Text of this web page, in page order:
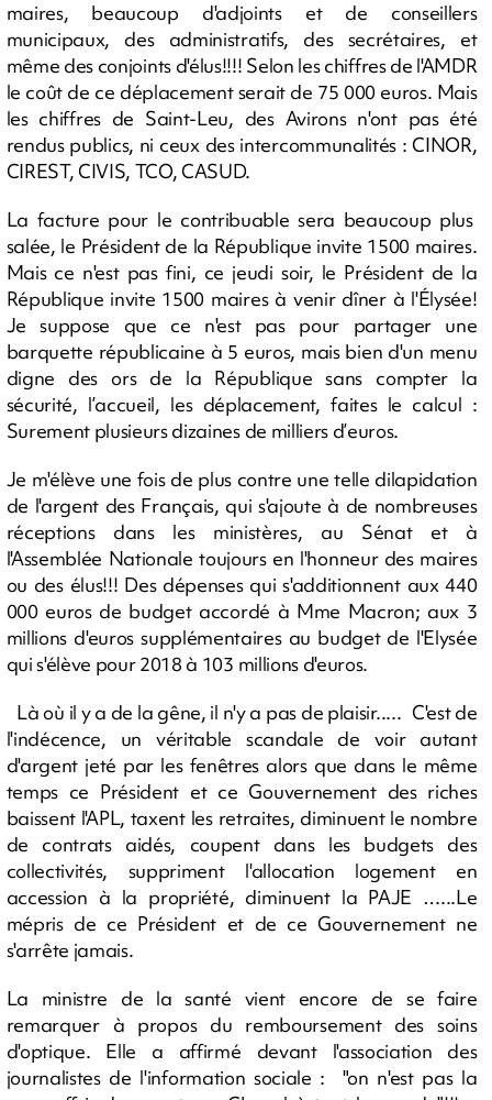
maires, beaucoup d'adjoints et de conseillers
municipaux, des administratifs, des secrétaires, et
même des conjoints d'élus!!!! Selon les chiffres de l'AMDR
le coût de ce déplacement serait de 75 000 euros. Mais
les chiffres de Saint-Leu, des Avirons n'ont pas été
rendus publics, ni ceux des intercommunalités : CINOR,
CIREST, CIVIS, TCO, CASUD.
La facture pour le contribuable sera beaucoup plus
salée, le Président de la République invite 1500 maires.
Mais ce n'est pas fini, ce jeudi soir, le Président de la
République invite 1500 maires à venir dîner à l'Élysée!
Je suppose que ce n'est pas pour partager une
barquette républicaine à 5 euros, mais bien d'un menu
digne des ors de la République sans compter la
sécurité, l’accueil, les déplacement, faites le calcul :
Surement plusieurs dizaines de milliers d’euros.
Je m'élève une fois de plus contre une telle dilapidation
de l'argent des Français, qui s'ajoute à de nombreuses
réceptions dans les ministères, au Sénat et à
l'Assemblée Nationale toujours en l'honneur des maires
ou des élus!!! Des dépenses qui s'additionnent aux 440
000 euros de budget accordé à Mme Macron; aux 3
millions d'euros supplémentaires au budget de l'Elysée
qui s'élève pour 2018 à 103 millions d'euros.
Là où il y a de la gêne, il n'y a pas de plaisir..... C'est de
l'indécence, un véritable scandale de voir autant
d'argent jeté par les fenêtres alors que dans le même
temps ce Président et ce Gouvernement des riches
baissent l'APL, taxent les retraites, diminuent le nombre
de contrats aidés, coupent dans les budgets des
collectivités, suppriment l'allocation logement en
accession à la propriété, diminuent la PAJE …...Le
mépris de ce Président et de ce Gouvernement ne
s'arrête jamais.
La ministre de la santé vient encore de se faire
remarquer à propos du remboursement des soins
d'optique. Elle a affirmé devant l'association des
journalistes de l'information sociale : "on n'est pas la